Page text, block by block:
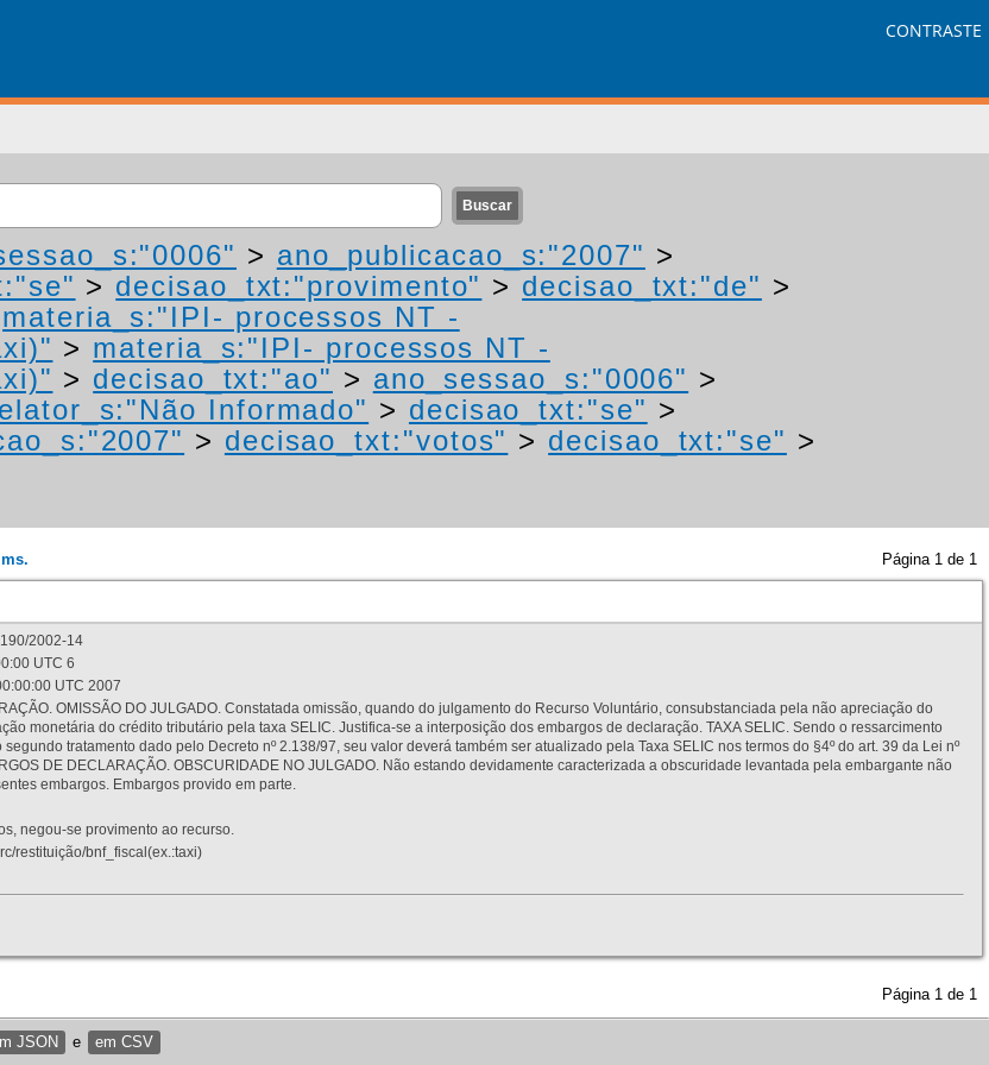
CONTRASTE
> ano_publicacao_s:"2007" >
> decisao_txt:"provimento" > decisao_txt:"de" >
materia_s:"IPI- processos NT -
> materia_s:"IPI- processos NT -
> decisao_txt:"ao" > ano_sessao_s:"0006" >
Informado" > decisao_txt:"se" >
> decisao_txt:"votos" > decisao_txt:"se" >
Página 1 de 1
2002-14
UTC 6
UTC 2007
OMISSÃO DO JULGADO. Constatada omissão, quando do julgamento do Recurso Voluntário, consubstanciada pela não apreciação do
monetária do crédito tributário pela taxa SELIC. Justifica-se a interposição dos embargos de declaração. TAXA SELIC. Sendo o ressarcimento
tratamento dado pelo Decreto nº 2.138/97, seu valor deverá também ser atualizado pela Taxa SELIC nos termos do §4º do art. 39 da Lei nº
DE DECLARAÇÃO. OBSCURIDADE NO JULGADO. Não estando devidamente caracterizada a obscuridade levantada pela embargante não
embargos. Embargos provido em parte.
negou-se provimento ao recurso.
restituição/bnf_fiscal(ex.:taxi)
Página 1 de 1
JSON e em CSV